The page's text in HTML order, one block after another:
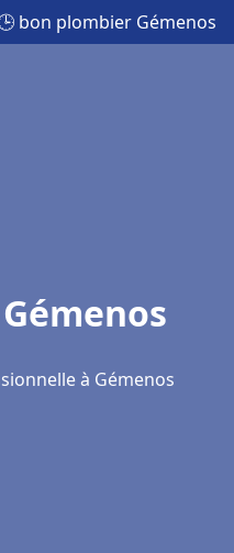
bon plombier Gémenos
à Gémenos